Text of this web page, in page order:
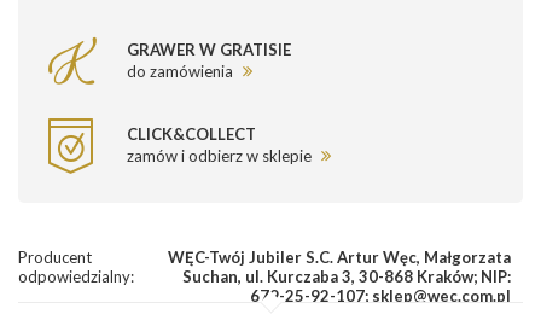
GRAWER W GRATISIE
do zamówienia
CLICK&COLLECT
zamów i odbierz w sklepie
Producent
odpowiedzialny:
WĘC-Twój Jubiler S.C. Artur Węc, Małgorzata
Suchan, ul. Kurczaba 3, 30-868 Kraków; NIP:
679-25-92-107; sklep@wec.com.pl